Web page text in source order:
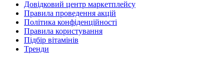
Довідковий центр маркетплейсу
Правила проведення акцій
Політика конфіденційності
Правила користування
Підбір вітамінів
Тренди